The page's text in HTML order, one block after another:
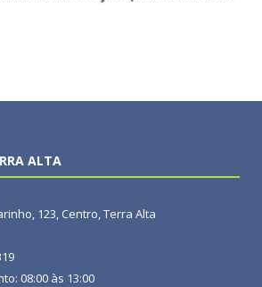
ALTA
123, Centro, Terra Alta
08:00 às 13:00